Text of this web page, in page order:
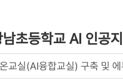
남초등학교 AI 인공
교실(AI융합교실) 구축 및